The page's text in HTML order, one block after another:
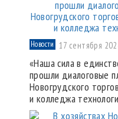
Новости 17 сентября
«Наша сила в
прошли диалоговые
Новогрудского
и колледжа